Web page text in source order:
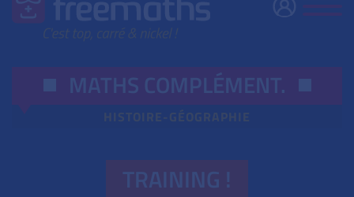
MATHS COMPLÉMENT.
TRAINING !